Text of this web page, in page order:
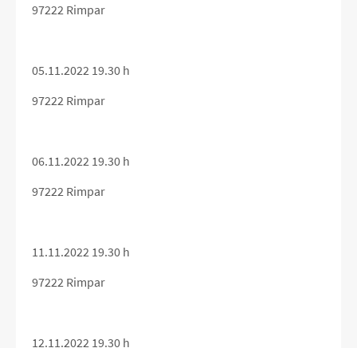
97222 Rimpar
05.11.2022 19.30 h
97222 Rimpar
06.11.2022 19.30 h
97222 Rimpar
11.11.2022 19.30 h
97222 Rimpar
12.11.2022 19.30 h